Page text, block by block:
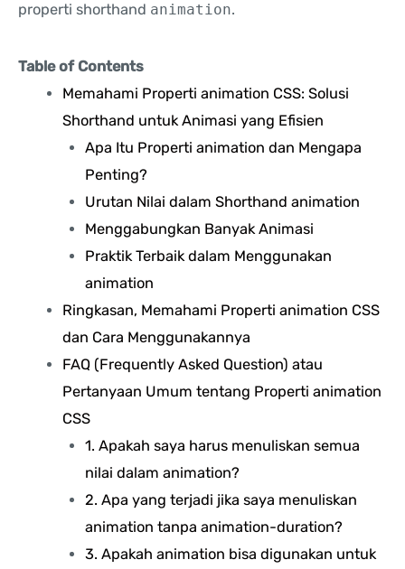
properti shorthand animation.
Table of Contents
Memahami Properti animation CSS: Solusi
Shorthand untuk Animasi yang Efisien
Apa Itu Properti animation dan Mengapa
Penting?
Urutan Nilai dalam Shorthand animation
Menggabungkan Banyak Animasi
Praktik Terbaik dalam Menggunakan
animation
Ringkasan, Memahami Properti animation CSS
dan Cara Menggunakannya
FAQ (Frequently Asked Question) atau
Pertanyaan Umum tentang Properti animation
CSS
1. Apakah saya harus menuliskan semua
nilai dalam animation?
2. Apa yang terjadi jika saya menuliskan
animation tanpa animation-duration?
3. Apakah animation bisa digunakan untuk